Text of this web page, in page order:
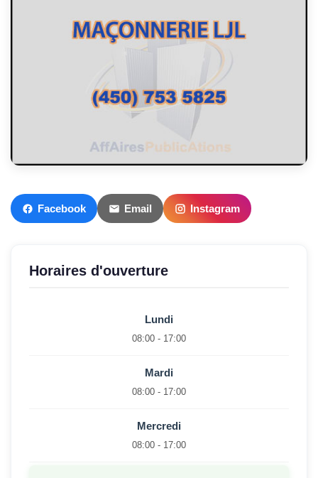
Facebook Email Instagram
Horaires d'ouverture
Lundi
08:00 - 17:00
Mardi
08:00 - 17:00
Mercredi
08:00 - 17:00